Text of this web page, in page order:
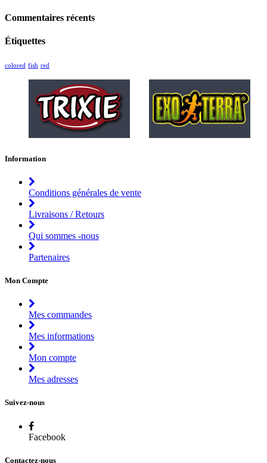
Commentaires récents
Étiquettes
colored fish red
Information
Conditions générales de vente
Livraisons / Retours
Qui sommes -nous
Partenaires
Mon Compte
Mes commandes
Mes informations
Mon compte
Mes adresses
Suivez-nous
Facebook
Contactez-nous